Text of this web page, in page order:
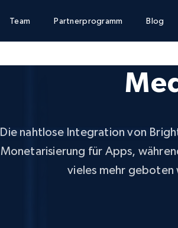
Team Partnerprogramm Blog
Die nahtlose Integration von
Monetarisierung für Apps,
vieles mehr geboten